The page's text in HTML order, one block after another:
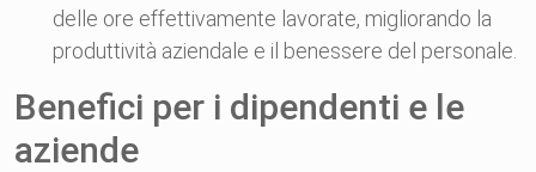
delle ore effettivamente lavorate, migliorando la
produttività aziendale e il benessere del personale.
Benefici per i dipendenti e le
aziende